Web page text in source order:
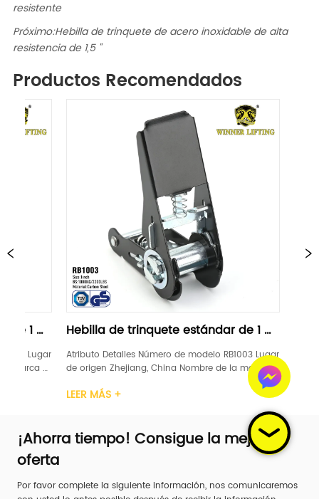
resistente
Próximo:Hebilla de trinquete de acero inoxidable de alta
resistencia de 1,5 "
Productos Recomendados
de trinquete estándar de 1
Detalles Número de modelo RB1003 Lugar
Zhejiang, China Nombre de la marca
Ancho 1 pulgada Material Acero carbono
Hebilla de
"negra
Atributo Detalles
de origen Zhejiang,
LEVANTAMIENTO DE
TUV Ancho 1 pulgada
Mango de trinquete
Aluminio Límite de car...
LEER MÁS +
¡Ahorra tiempo! Consigue la mejor
oferta
Por favor complete la siguiente información, nos comunicaremos